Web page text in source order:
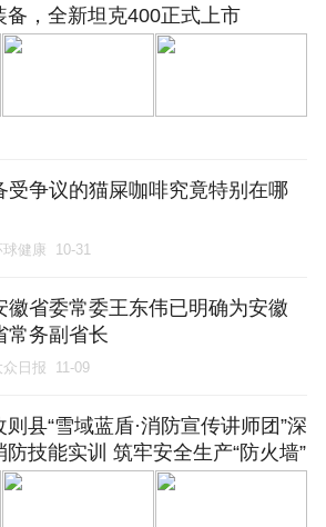
备，全新坦克400正式上市
受争议的猫屎咖啡究竟特别在哪
球健康 10-31
徽省委常委王东伟已明确为安徽
常务副省长
众日报 11-09
则县“雪域蓝盾·消防宣传讲师团”深
技能实训 筑牢安全生产“防火墙”